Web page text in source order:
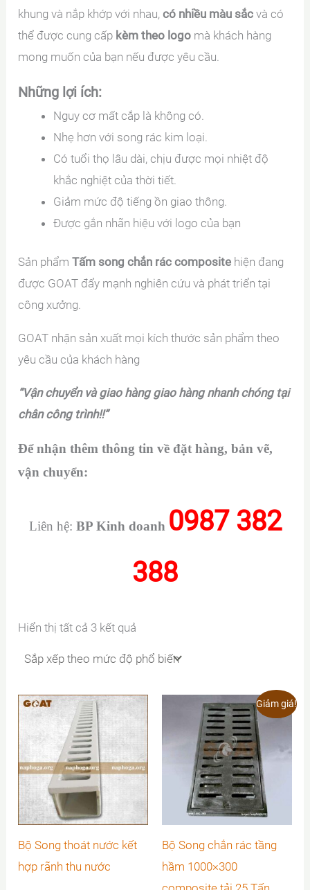
khung và nắp khớp với nhau,có nhiều màu sắc và có
thể được cung cấp kèm theo logo mà khách hàng
mong muốn của bạn nếu được yêu cầu.
Những lợi ích:
Nguy cơ mất cắp là không có.
Nhẹ hơn với song rác kim loại.
Có tuổi thọ lâu dài, chịu được mọi nhiệt độ
khắc nghiệt của thời tiết.
Giảm mức độ tiếng ồn giao thông.
Được gắn nhãn hiệu với logo của bạn
Sản phẩmTấm song chắn rác composite hiện đang
được GOAT đẩy mạnh nghiên cứu và phát triển tại
công xưởng.
GOAT nhận sản xuất mọi kích thước sản phẩm theo
yêu cầu của khách hàng
“Vận chuyển và giao hàng giao hàng nhanh chóng tại
chân công trình!!”
Để nhận thêm thông tin về đặt hàng, bản vẽ,
vận chuyển:
Liên hệ: BP Kinh doanh 0987 382
388
Hiển thị tất cả 3 kết quả
xếp
theo
phổ
Bộ Song thoát nước kết
hợp rãnh thu nước
Giảm giá!
Bộ Song chắn rác tầng
hầm 1000×300